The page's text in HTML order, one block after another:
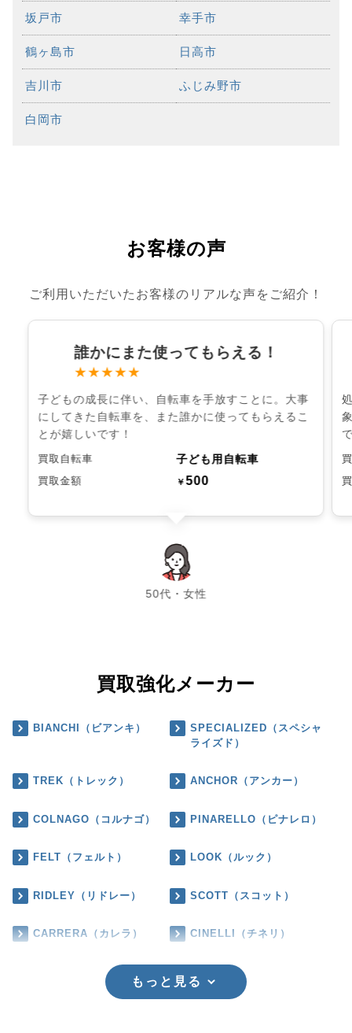
坂戸市 幸手市
鶴ヶ島市 日高市
吉川市 ふじみ野市
白岡市
お客様の声
ご利用いただいたお客様のリアルな声をご紹介！
誰かにまた使ってもらえる！
★★★★★
子どもの成長に伴い、自転車を手放すことに。大事
にしてきた自転車を、また誰かに使ってもらえるこ
とが嬉しいです！
買取自転車 子ども用自転車
買取金額 ￥500
50代・女性
chevron_left chevron_right
買取強化メーカー
BIANCHI（ビアンキ）
SPECIALIZED（スペシャ
ライズド）
TREK（トレック） ANCHOR（アンカー）
COLNAGO（コルナゴ） PINARELLO（ピナレロ）
FELT（フェルト） LOOK（ルック）
RIDLEY（リドレー） SCOTT（スコット）
CARRERA（カレラ） CINELLI（チネリ）
もっと見る